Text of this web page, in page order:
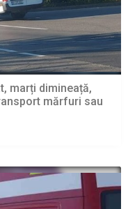
marți dimineață,
mărfuri sau